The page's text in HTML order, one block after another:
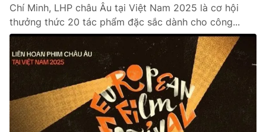
Chí Minh, LHP châu Âu tại Việt Nam 2025 là cơ hội
thưởng thức 20 tác phẩm đặc sắc dành cho công...